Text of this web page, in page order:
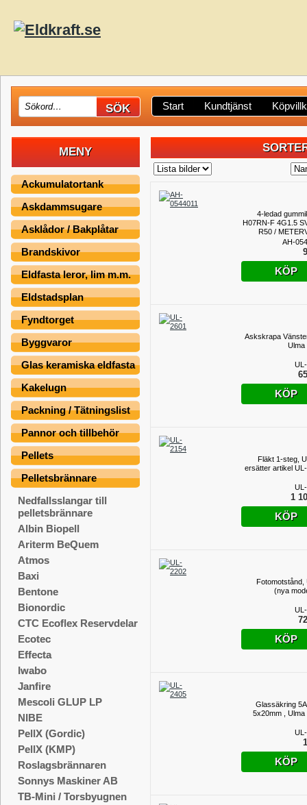
Start Kundtjänst
MENY
Ackumulatortank
Askdammsugare
Asklådor / Bakplåtar
Brandskivor
Eldfasta leror, lim m.m.
Eldstadsplan
Fyndtorget
Byggvaror
Glas keramiska eldfasta
Kakelugn
Packning / Tätningslist
Pannor och tillbehör
Pellets
Pelletsbrännare
Nedfallsslangar till
pelletsbrännare
Albin Biopell
Ariterm BeQuem
Atmos
Baxi
Bentone
Bionordic
CTC Ecoflex Reservdelar
Ecotec
Effecta
Iwabo
Janfire
Mescoli GLUP LP
NIBE
PellX (Gordic)
PellX (KMP)
Roslagsbrännaren
Sonnys Maskiner AB
TB-Mini / Torsbyugnen
4-ledad
H07RN-F 4G1.5
R50 /
AH-
KÖP
Askskrapa
Ulma
KÖP
Fläkt 1-steg,
ersätter artikel
1
KÖP
Fotomotstånd,
(nya
KÖP
Glassäkring
5x20mm , Ulma
KÖP